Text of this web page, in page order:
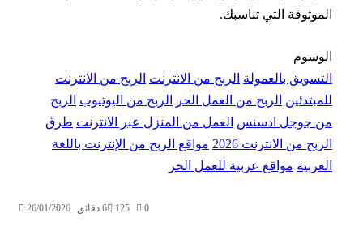
التي تناسبك.
بالعمولة الربح من الانترنت الربح من الانترنت
الربح من العمل الحر الربح من اليوتيوب الربح
جوجل ادسنس العمل من المنزل عبر الانترنت
طرق
من الانترنت 2026
مواقع الربح من الإنترنت باللغة
مواقع عربية للعمل الحر
26/01/2026 6 دقائق